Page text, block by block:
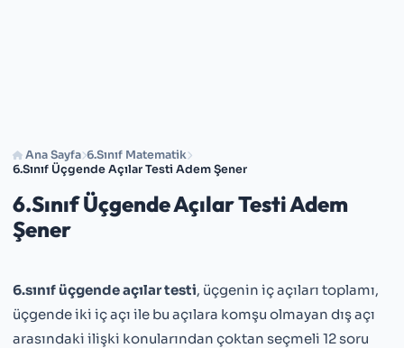
Ana Sayfa 6.Sınıf Matematik
6.Sınıf Üçgende Açılar Testi Adem Şener
6.Sınıf Üçgende Açılar Testi Adem
Şener
6.sınıf üçgende açılar testi, üçgenin iç açıları toplamı,
üçgende iki iç açı ile bu açılara komşu olmayan dış açı
arasındaki ilişki konularından çoktan seçmeli 12 soru